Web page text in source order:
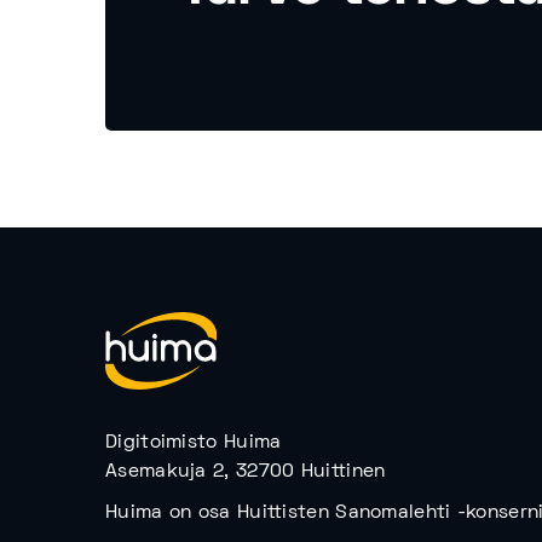
Digitoimisto Huima
Asemakuja 2, 32700 Huittinen
Huima on osa Huittisten Sanomalehti -